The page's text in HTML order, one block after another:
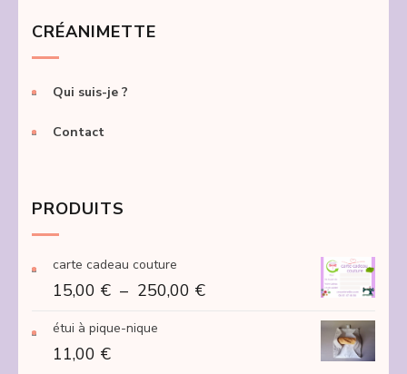
CRÉANIMETTE
Qui suis-je ?
Contact
PRODUITS
carte cadeau couture
15,00 € – 250,00 €Plage
étui à pique-nique
11,00 €